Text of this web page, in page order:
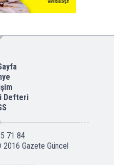
Defteri
71 84
2016 Gazete Güncel